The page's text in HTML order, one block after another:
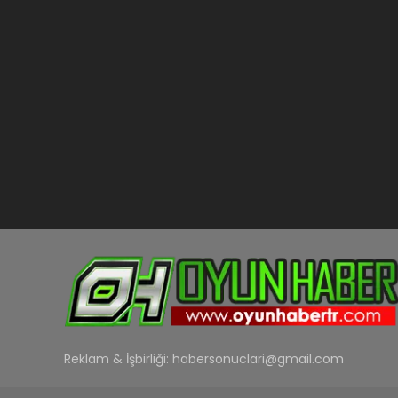
Reklam & İşbirliği: habersonuclari@gmail.com